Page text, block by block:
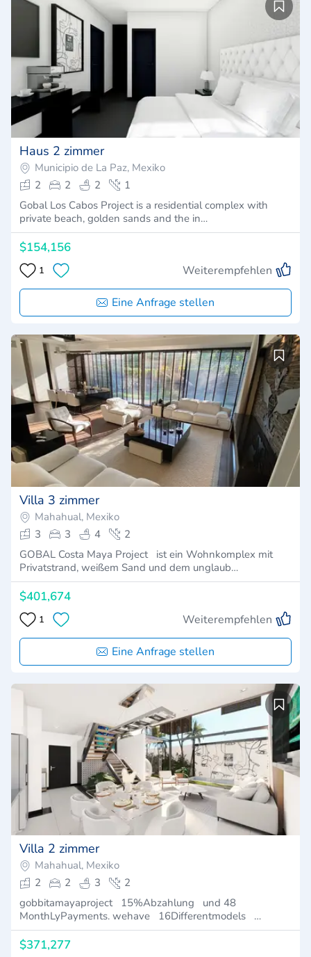
Haus 2 zimmer
Municipio de La Paz, Mexiko
2
2 2
1
Gobal Los Cabos Project is a residential complex with
private beach, golden sands and the in…
$154,156
1 Weiterempfehlen
Eine Anfrage stellen
Villa 3 zimmer
Mahahual, Mexiko
3
3 4
2
GOBAL Costa Maya Project ist ein Wohnkomplex mit
Privatstrand, weißem Sand und dem unglaub…
$401,674
1 Weiterempfehlen
Eine Anfrage stellen
Villa 2 zimmer
Mahahual, Mexiko
2
2 3
2
gobbitamayaproject 15%Abzahlung und 48
MonthLyPayments. wehave 16Differentmodels …
$371,277